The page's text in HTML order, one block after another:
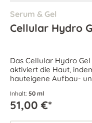
Serum & Gel
Cellular Hydro
Das Cellular Hydro
aktiviert die Haut,
hauteigene Aufbau-
Inhalt: 50 ml
51,00 €*